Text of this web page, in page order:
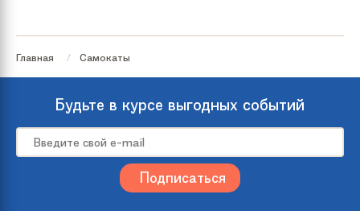
Главная Самокаты
Будьте в курсе выгодных событий